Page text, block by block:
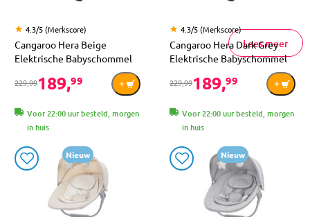
Lees meer
4.3/5 (Merkscore)
Cangaroo Hera Beige
Elektrische Babyschommel
229,99189,99
Voor 22:00 uur besteld, morgen
in huis
4.3/5 (Merkscore)
Cangaroo Hera Dark Grey
Elektrische Babyschommel
229,99189,99
Voor 22:00 uur besteld, morgen
in huis
Nieuw Nieuw